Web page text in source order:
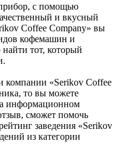
с помощью
и вкусный
Coffee Company» вы
кофемашин и
тот, который
компании «Serikov Coffee
то вы можете
информационном
сможет помочь
заведения «Serikov
из категории